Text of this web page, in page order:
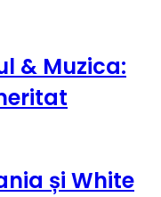
& Muzica:
și White